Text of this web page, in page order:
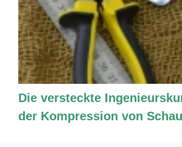
Die versteckte
der Kompression von